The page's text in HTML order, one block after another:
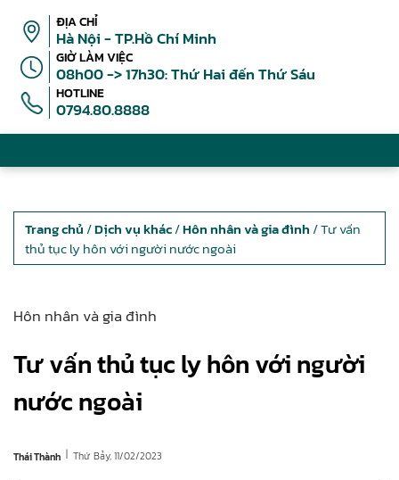
ĐỊA CHỈ
Hà Nội - TP.Hồ Chí Minh
GIỜ LÀM VIỆC
08h00 -> 17h30: Thứ Hai đến Thứ Sáu
HOTLINE
0794.80.8888
Trang chủ /Dịch vụ khác/Hôn nhân và gia đình / Tư vấn
thủ tục ly hôn với người nước ngoài
Hôn nhân và gia đình
Tư vấn thủ tục ly hôn với người
nước ngoài
Thái Thành | Thứ Bảy, 11/02/2023